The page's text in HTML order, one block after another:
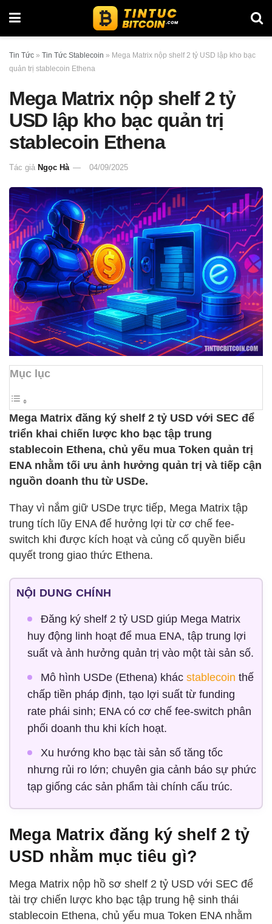
Tin Tức » Tin Tức Stablecoin » Mega Matrix nộp shelf 2 tỷ USD lập kho bạc
quản trị stablecoin Ethena
Mega Matrix nộp shelf 2 tỷ
USD lập kho bạc quản trị
stablecoin Ethena
Tác giả Ngọc Hà 04/09/2025
Mục lục
Mega Matrix đăng ký shelf 2 tỷ USD với SEC để
triển khai chiến lược kho bạc tập trung
stablecoin Ethena, chủ yếu mua Token quản trị
ENA nhằm tối ưu ảnh hưởng quản trị và tiếp cận
nguồn doanh thu từ USDe.
Thay vì nắm giữ USDe trực tiếp, Mega Matrix tập
trung tích lũy ENA để hưởng lợi từ cơ chế fee-
switch khi được kích hoạt và củng cố quyền biểu
quyết trong giao thức Ethena.
NỘI DUNG CHÍNH
Đăng ký shelf 2 tỷ USD giúp Mega Matrix
huy động linh hoạt để mua ENA, tập trung lợi
suất và ảnh hưởng quản trị vào một tài sản số.
Mô hình USDe (Ethena) khác stablecoin thế
chấp tiền pháp định, tạo lợi suất từ funding
rate phái sinh; ENA có cơ chế fee-switch phân
phối doanh thu khi kích hoạt.
Xu hướng kho bạc tài sản số tăng tốc
nhưng rủi ro lớn; chuyên gia cảnh báo sự phức
tạp giống các sản phẩm tài chính cấu trúc.
Mega Matrix đăng ký shelf 2 tỷ
USD nhằm mục tiêu gì?
Mega Matrix nộp hồ sơ shelf 2 tỷ USD với SEC để
tài trợ chiến lược kho bạc tập trung hệ sinh thái
stablecoin Ethena, chủ yếu mua Token ENA nhằm